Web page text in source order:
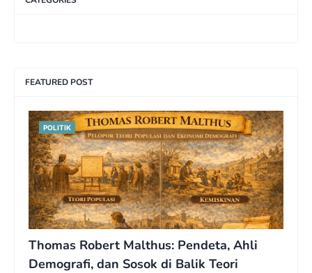
FEATURED POST
POLITIK
Thomas Robert Malthus: Pendeta, Ahli
Demografi, dan Sosok di Balik Teori